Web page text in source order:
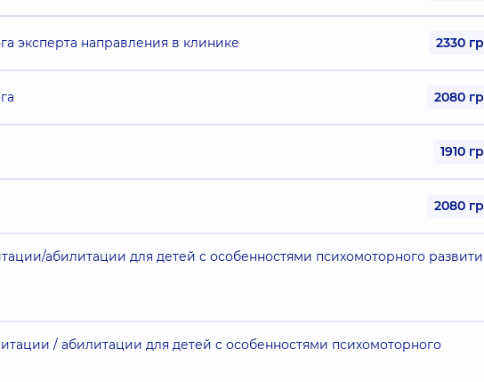
эксперта направления в клинике 2330
2080
1910
2080
абилитации для детей с особенностями психомоторного
/ абилитации для детей с особенностями психомоторного